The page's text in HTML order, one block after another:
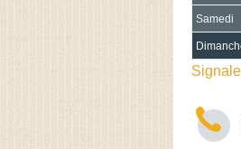
Samedi